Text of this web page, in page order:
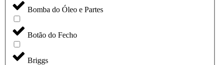
Bomba do Óleo e Partes
Botão do Fecho
Briggs